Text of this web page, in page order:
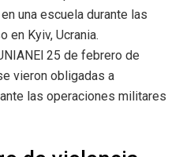
25 de febrero de
vieron obligadas a
las operaciones militares